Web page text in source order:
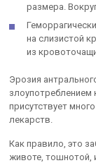
размера.
на слизистой
из
Эрозия
злоупотреблением
присутствует
лекарств.
Как правило, это
животе, тошнотой,